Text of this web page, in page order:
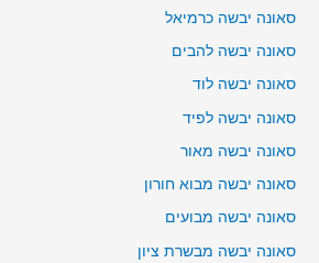
סאונה יבשה כרמיאל
סאונה יבשה להבים
סאונה יבשה לוד
סאונה יבשה לפיד
סאונה יבשה מאור
סאונה יבשה מבוא חורון
סאונה יבשה מבועים
סאונה יבשה מבשרת ציון